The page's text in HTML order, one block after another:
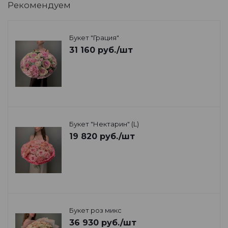
Рекомендуем
Букет "Грация"
31 160 руб./шт
Букет "Нектарин" (L)
19 820 руб./шт
Букет роз микс
36 930 руб./шт